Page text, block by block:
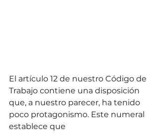
El artículo 12 de nuestro Código de
Trabajo contiene una disposición
que, a nuestro parecer, ha tenido
poco protagonismo. Este numeral
establece que